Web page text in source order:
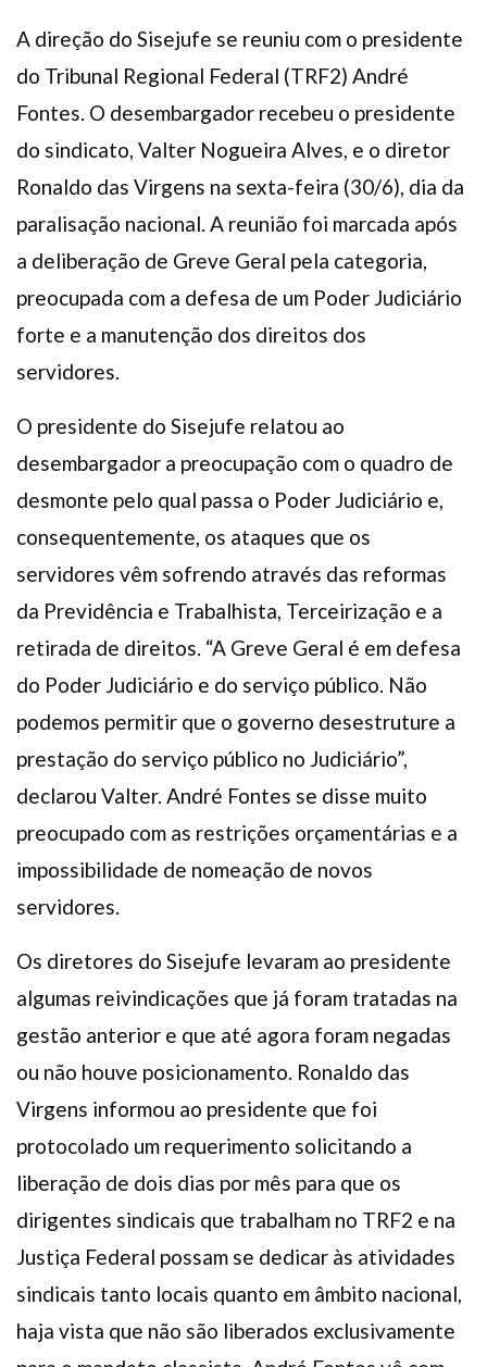
A direção do Sisejufe se reuniu com o presidente
do Tribunal Regional Federal (TRF2) André
Fontes. O desembargador recebeu o presidente
do sindicato, Valter Nogueira Alves, e o diretor
Ronaldo das Virgens na sexta-feira (30/6), dia da
paralisação nacional. A reunião foi marcada após
a deliberação de Greve Geral pela categoria,
preocupada com a defesa de um Poder Judiciário
forte e a manutenção dos direitos dos
servidores.
O presidente do Sisejufe relatou ao
desembargador a preocupação com o quadro de
desmonte pelo qual passa o Poder Judiciário e,
consequentemente, os ataques que os
servidores vêm sofrendo através das reformas
da Previdência e Trabalhista, Terceirização e a
retirada de direitos. “A Greve Geral é em defesa
do Poder Judiciário e do serviço público. Não
podemos permitir que o governo desestruture a
prestação do serviço público no Judiciário”,
declarou Valter. André Fontes se disse muito
preocupado com as restrições orçamentárias e a
impossibilidade de nomeação de novos
servidores.
Os diretores do Sisejufe levaram ao presidente
algumas reivindicações que já foram tratadas na
gestão anterior e que até agora foram negadas
ou não houve posicionamento. Ronaldo das
Virgens informou ao presidente que foi
protocolado um requerimento solicitando a
liberação de dois dias por mês para que os
dirigentes sindicais que trabalham no TRF2 e na
Justiça Federal possam se dedicar às atividades
sindicais tanto locais quanto em âmbito nacional,
haja vista que não são liberados exclusivamente
Assistência Funeral
Pós-graduação
FacebookInstagramTwitter YoutubeTikTok Whatsapp